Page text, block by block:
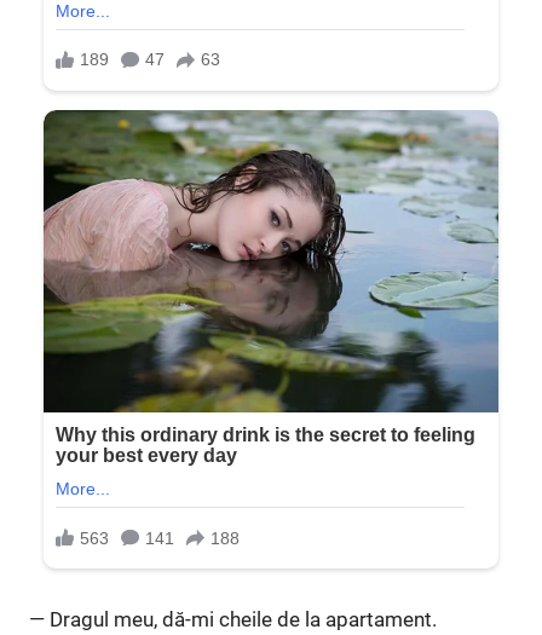
— Dragul meu, dă-mi cheile de la apartament.